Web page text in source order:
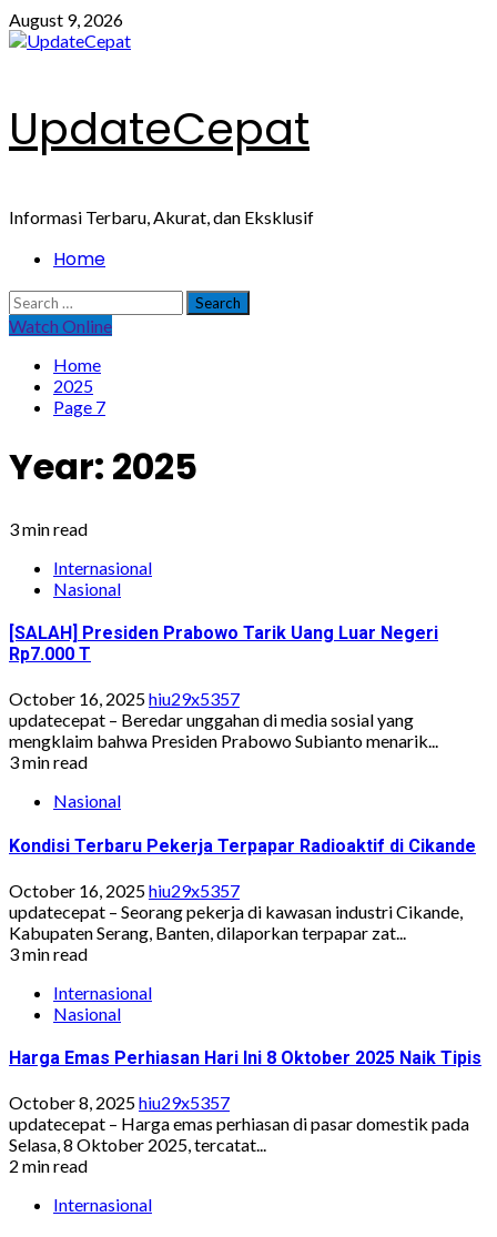
Skip
to
August 9, 2026
UpdateCepat
Informasi Terbaru, Akurat, dan Eksklusif
PrimaryHome
Search
for:
Watch Online
Home
2025
Page 7
Year: 2025
3 min read
Internasional
Nasional
[SALAH] Presiden Prabowo Tarik Uang Luar Negeri
Rp7.000 T
October 16, 2025hiu29x5357
updatecepat – Beredar unggahan di media sosial yang
mengklaim bahwa Presiden Prabowo Subianto menarik...
3 min read
Nasional
Kondisi Terbaru Pekerja Terpapar Radioaktif di Cikande
October 16, 2025hiu29x5357
updatecepat – Seorang pekerja di kawasan industri Cikande,
Kabupaten Serang, Banten, dilaporkan terpapar zat...
3 min read
Internasional
Nasional
Harga Emas Perhiasan Hari Ini 8 Oktober 2025 Naik Tipis
October 8, 2025hiu29x5357
updatecepat – Harga emas perhiasan di pasar domestik pada
Selasa, 8 Oktober 2025, tercatat...
2 min read
Internasional